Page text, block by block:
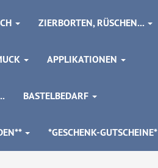
ZIERBORTEN, RÜSCHEN...
APPLIKATIONEN
BASTELBEDARF
*GESCHENK-GUTSCHEINE*